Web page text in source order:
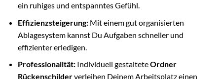
ein ruhiges und entspanntes Gefühl.
Effizienzsteigerung:Mit einem gut organisierten
Ablagesystem kannst Du Aufgaben schneller und
effizienter erledigen.
Professionalität:Individuell gestalteteOrdner
Rückenschilderverleihen Deinem Arbeitsplatz einen